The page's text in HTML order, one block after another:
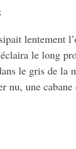
lentement
le long
le gris de la
nu, une